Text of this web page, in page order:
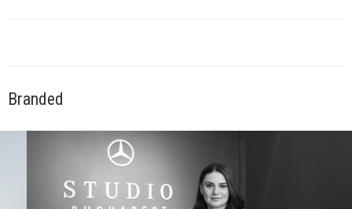
Branded